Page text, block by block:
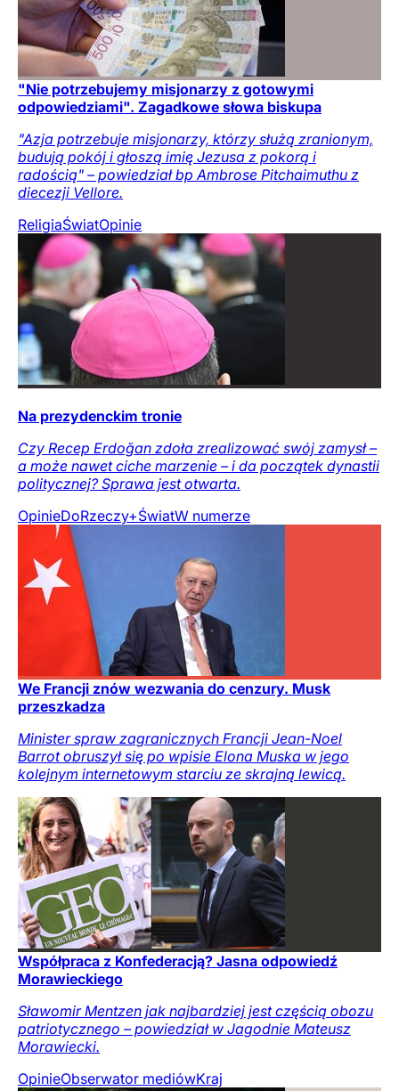
"Nie potrzebujemy misjonarzy z gotowymi
odpowiedziami". Zagadkowe słowa biskupa
"Azja potrzebuje misjonarzy, którzy służą zranionym,
budują pokój i głoszą imię Jezusa z pokorą i
radością" – powiedział bp Ambrose Pitchaimuthu z
diecezji Vellore.
ReligiaŚwiatOpinie
Na prezydenckim tronie
Czy Recep Erdoğan zdoła zrealizować swój zamysł –
a może nawet ciche marzenie – i da początek dynastii
politycznej? Sprawa jest otwarta.
OpinieDoRzeczy+ŚwiatW numerze
We Francji znów wezwania do cenzury. Musk
przeszkadza
Minister spraw zagranicznych Francji Jean-Noel
Barrot obruszył się po wpisie Elona Muska w jego
kolejnym internetowym starciu ze skrajną lewicą.
Współpraca z Konfederacją? Jasna odpowiedź
Morawieckiego
Sławomir Mentzen jak najbardziej jest częścią obozu
patriotycznego – powiedział w Jagodnie Mateusz
Morawiecki.
OpinieObserwator mediówKraj